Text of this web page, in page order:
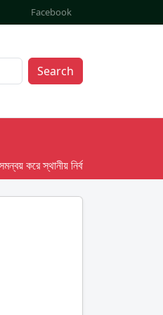
Facebook
Search
করে স্থানীয় নির্বাচনের তফসিল দেবে